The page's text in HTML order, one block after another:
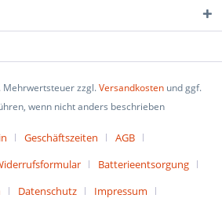
Mehrwertsteuer zzgl.Versandkosten und ggf.
wenn nicht anders beschrieben
Geschäftszeiten
AGB
Batterieentsorgung
Datenschutz
Impressum